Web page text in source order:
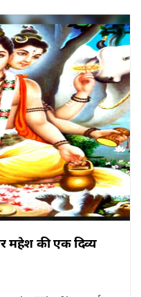
महेश की एक दिव्य